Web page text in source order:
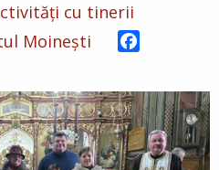
cu tinerii
Moinești